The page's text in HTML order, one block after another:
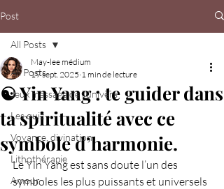
Post
All Posts
Jeux message de l'univers
Les quiz
Voyance, divination
Lithothérapie
Amour
All Posts
☯️ Yin Yang : te guider dans
ta spiritualité avec ce
symbole d’harmonie.
May-lee médium
19 sept. 2025 1 min de lecture
Le Yin Yang est sans doute l’un des
symboles les plus puissants et universels